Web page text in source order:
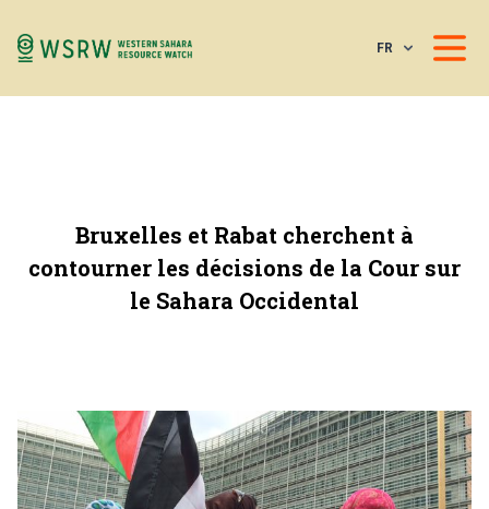
FR
Bruxelles et Rabat cherchent à
contourner les décisions de la Cour sur
le Sahara Occidental